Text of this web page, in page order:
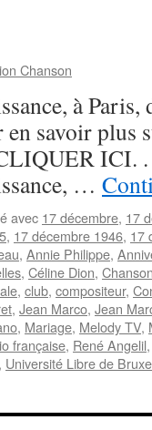
Chanson
à
savoir plus
CLIQUER
…
avec 17 décembre, 17
, 17 décembre 1946, 17
, Annie Philippe,
, Céline Dion,
, club, compositeur,
, Jean Marco, Jean
, Mariage, Melody TV,
française, René Angelil
, Université Libre de